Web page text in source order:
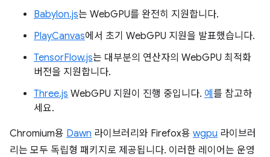
Babylon.js는 WebGPU를 완전히 지원합니다.
PlayCanvas에서 초기 WebGPU 지원을 발표했습니다.
TensorFlow.js는 대부분의 연산자의 WebGPU 최적화
버전을 지원합니다.
Three.js WebGPU 지원이 진행 중입니다. 예 를 참고하
세요.
Chromium용 Dawn 라이브러리와 Firefox용 wgpu 라이브러
리는 모두 독립형 패키지로 제공됩니다. 이러한 레이어는 운영